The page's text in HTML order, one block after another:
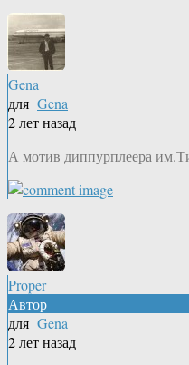
Gena
для Gena
2 лет назад
А мотив диппурплеера
Proper
Автор
для Gena
2 лет назад